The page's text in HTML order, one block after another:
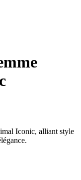
Iconic, alliant style